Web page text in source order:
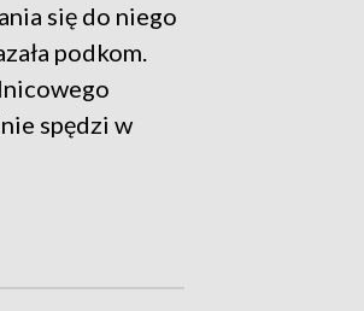
się do niego
podkom.
spędzi w